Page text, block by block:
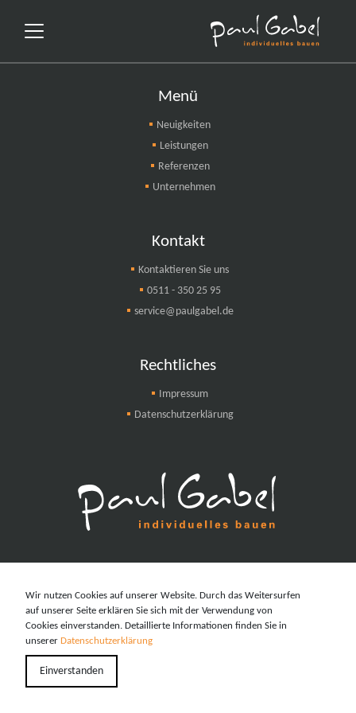
Menü
Neuigkeiten
Leistungen
Referenzen
Unternehmen
Kontakt
Kontaktieren Sie uns
0511 - 350 25 95
service@paulgabel.de
Rechtliches
Impressum
Datenschutzerklärung
Wir nutzen Cookies auf unserer Website. Durch das Weitersurfen
auf unserer Seite erklären Sie sich mit der Verwendung von
Cookies einverstanden. Detaillierte Informationen finden Sie in
unserer Datenschutzerklärung
Einverstanden